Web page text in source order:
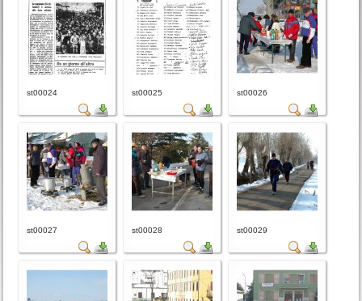
st00024 st00025 st00026
st00027 st00028 st00029